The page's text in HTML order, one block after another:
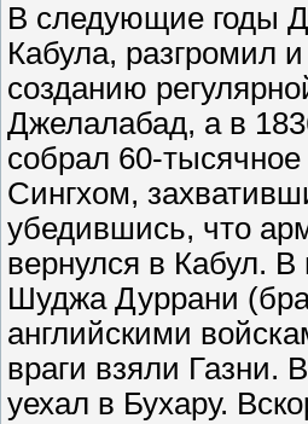
В следующие годы
Кабула, разгромил
созданию
Джелалабад, а в
собрал 60-
Сингхом,
убедившись, что
вернулся в Кабул.
Шуджа Дуррани
английскими
враги взяли
уехал в Бухару.